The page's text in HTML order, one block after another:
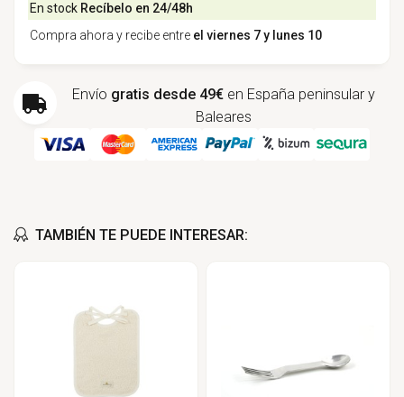
En stock Recíbelo en 24/48h
Compra ahora y recibe entre el viernes 7 y lunes 10
Envío gratis desde 49€ en España peninsular y
Baleares
TAMBIÉN TE PUEDE INTERESAR: